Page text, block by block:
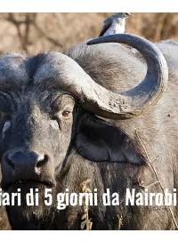
di 5 giorni da Nairobi